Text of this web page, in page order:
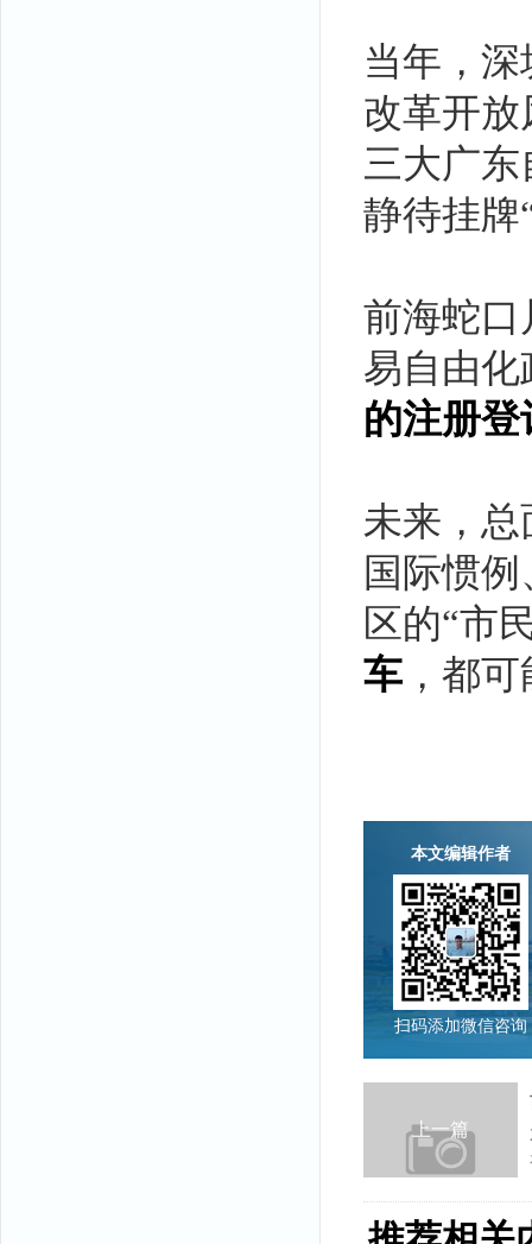
当年，
改革开放
三大广
静待挂牌
前海蛇口
易自由
的注册
未来，总
国际惯
区的“市
车 ，都
本文编辑作者
扫码添加微信咨询
上一篇